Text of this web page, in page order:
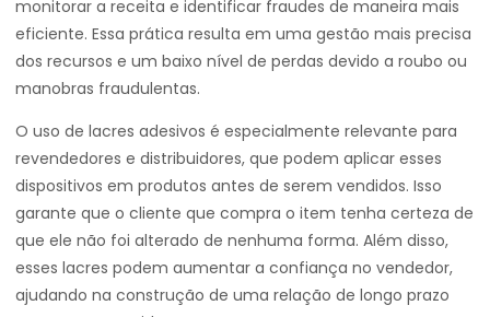
monitorar a receita e identificar fraudes de maneira mais
eficiente. Essa prática resulta em uma gestão mais precisa
dos recursos e um baixo nível de perdas devido a roubo ou
manobras fraudulentas.
O uso de lacres adesivos é especialmente relevante para
revendedores e distribuidores, que podem aplicar esses
dispositivos em produtos antes de serem vendidos. Isso
garante que o cliente que compra o item tenha certeza de
que ele não foi alterado de nenhuma forma. Além disso,
esses lacres podem aumentar a confiança no vendedor,
ajudando na construção de uma relação de longo prazo